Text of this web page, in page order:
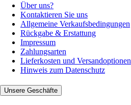
Über uns?
Kontaktieren Sie uns
Allgemeine Verkaufsbedingungen
Rückgabe & Erstattung
Impressum
Zahlungsarten
Lieferkosten und Versandoptionen
Hinweis zum Datenschutz
Unsere Geschäfte